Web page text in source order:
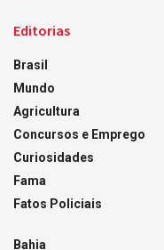
Editorias
Brasil
Mundo
Agricultura
Concursos e Emprego
Curiosidades
Fama
Fatos Policiais
Bahia